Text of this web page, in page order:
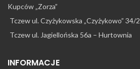
Kupców „Zorza”
Tczew ul. Czyżykowska „Czyżykowo” 34/2
Tczew ul. Jagiellońska 56a – Hurtownia
INFORMACJE